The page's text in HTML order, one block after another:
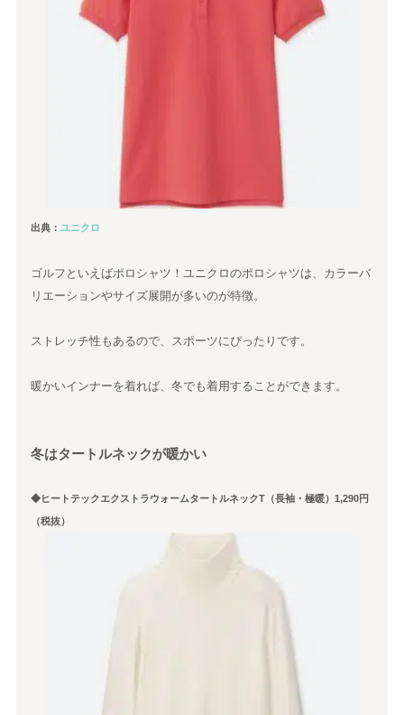
出典：ユニクロ
ゴルフといえばポロシャツ！ユニクロのポロシャツは、カラーバ
リエーションやサイズ展開が多いのが特徴。
ストレッチ性もあるので、スポーツにぴったりです。
暖かいインナーを着れば、冬でも着用することができます。
冬はタートルネックが暖かい
◆ヒートテックエクストラウォームタートルネックT（長袖・極暖）1,290円
（税抜）